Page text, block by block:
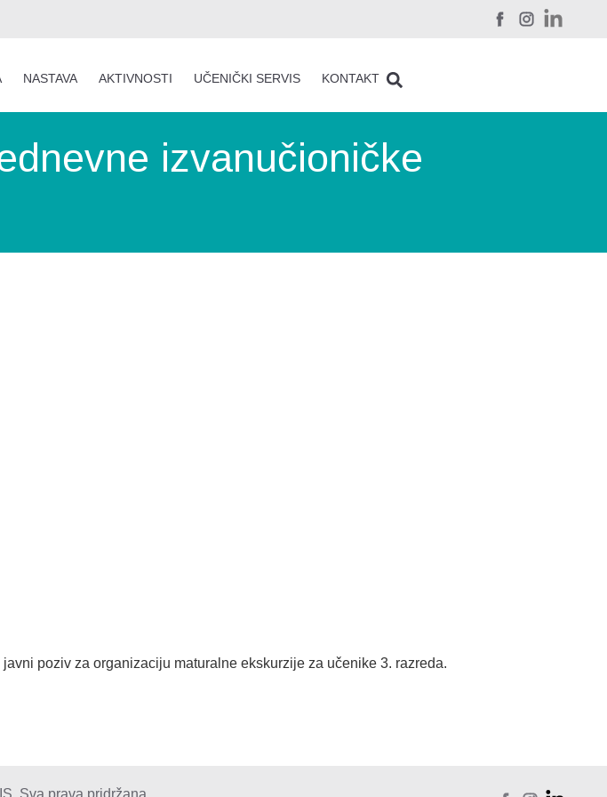
NASTAVA AKTIVNOSTI UČENIČKI SERVIS KONTAKT
izvanučioničke
poziv za organizaciju maturalne ekskurzije za učenike 3. razreda.
Sva prava pridržana